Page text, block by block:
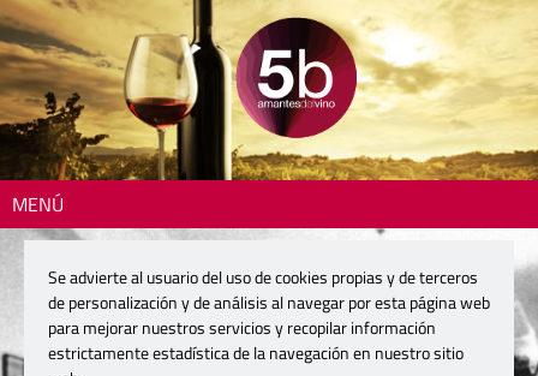
MENÚ
Se advierte al usuario del uso de cookies propias y de terceros
de personalización y de análisis al navegar por esta página web
para mejorar nuestros servicios y recopilar información
estrictamente estadística de la navegación en nuestro sitio